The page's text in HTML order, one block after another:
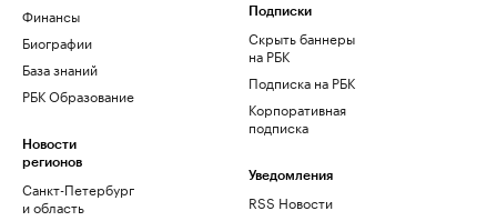
Финансы
Биографии
База знаний
РБК Образование
Новости
регионов
Санкт-Петербург
и область
Подписки
Скрыть баннеры
на РБК
Подписка на РБК
Корпоративная
подписка
Уведомления
RSS Новости